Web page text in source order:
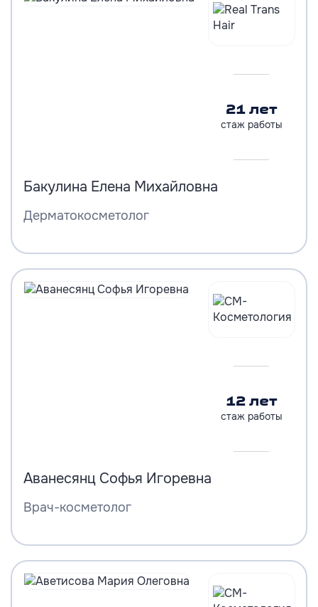
21 лет
стаж работы
Бакулина Елена Михайловна
Дерматокосметолог
12 лет
стаж работы
Аванесянц Софья Игоревна
Врач-косметолог